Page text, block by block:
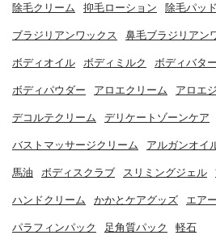
除毛クリーム 抑毛ローション 除毛パッド
ブラジリアンワックス 鼻毛ブラジリアン
ボディオイル ボディミルク ボディバター
ボディパウダー アロエクリーム アロエ
デコルテクリーム デリケートゾーンケア
バストマッサージクリーム アルガンオイ
馬油 ボディスクラブ スリミングジェル
ハンドクリーム かかとケアグッズ エア
パラフィンパック 足角質パック 軽石